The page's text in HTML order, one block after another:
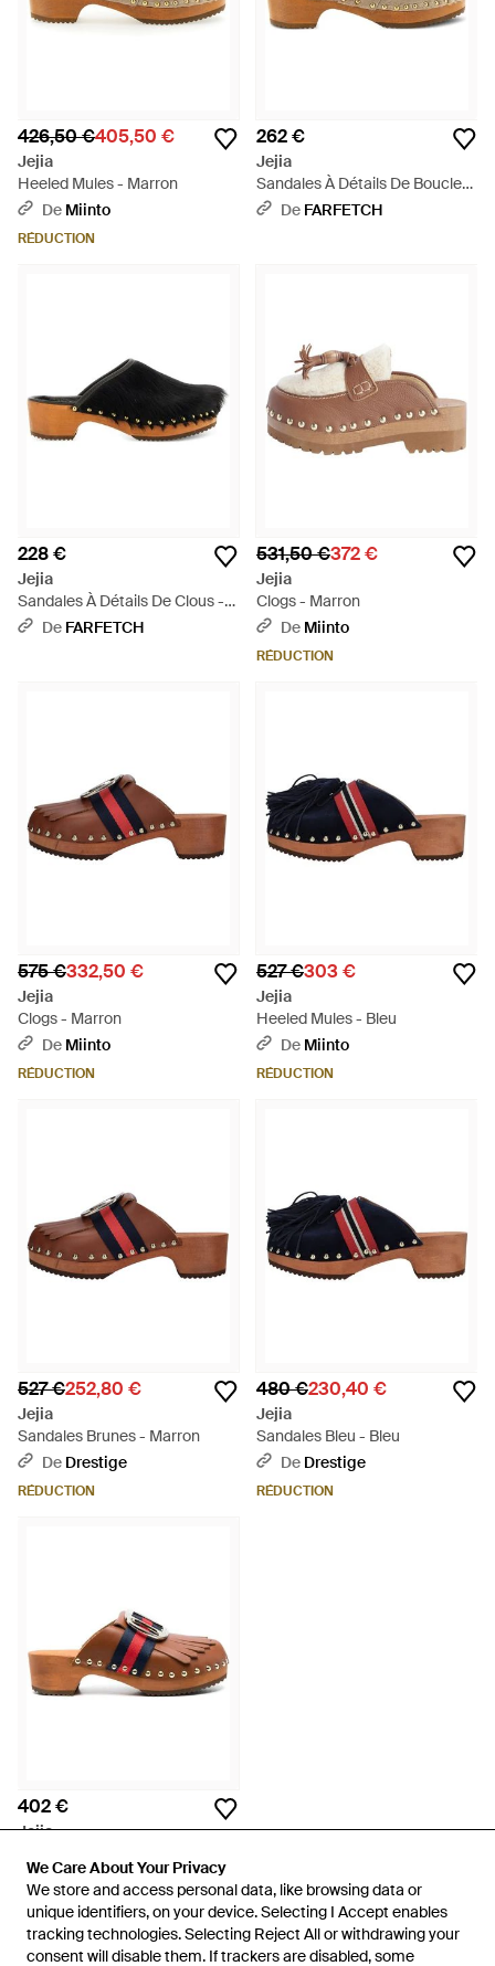
We Care About Your Privacy
We store and access personal data, like browsing data or
unique identifiers, on your device. Selecting I Accept enables
tracking technologies. Selecting Reject All or withdrawing your
consent will disable them. If trackers are disabled, some
We Care About Your Privacy
We store and access personal data, like browsing data or
unique identifiers, on your device. Selecting I Accept enables
tracking technologies. Selecting Reject All or withdrawing your
consent will disable them. If trackers are disabled, some
426,50 €405,50 €
Jejia
Heeled Mules - Marron
De Miinto
RÉDUCTION
262 €
Jejia
Sandales À Détails De Boucles
- Marron
De FARFETCH
228 €
Jejia
Sandales À Détails De Clous -
NoirDe FARFETCH
531,50 €372 €
Jejia
Clogs - Marron
De Miinto
RÉDUCTION
575 €332,50 €
Jejia
Clogs - Marron
De Miinto
RÉDUCTION
527 €303 €
Jejia
Heeled Mules - Bleu
De Miinto
RÉDUCTION
527 €252,80 €
Jejia
Sandales Brunes - Marron
De Drestige
RÉDUCTION
480 €230,40 €
Jejia
Sandales Bleu - Bleu
De Drestige
RÉDUCTION
402 €
Jejia
Marron
DeFARFETCH